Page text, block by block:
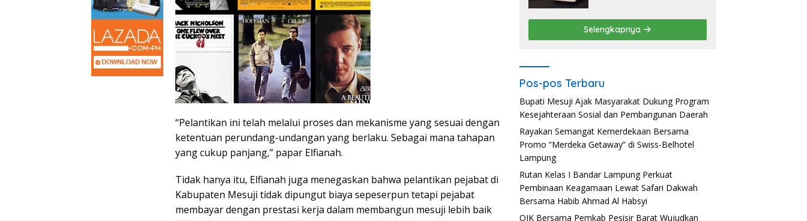
“Pelantikan ini telah melalui proses dan mekanisme yang sesuai dengan
ketentuan perundang-undangan yang berlaku. Sebagai mana tahapan
yang cukup panjang,” papar Elfianah.
Tidak hanya itu, Elfianah juga menegaskan bahwa pelantikan pejabat di
Kabupaten Mesuji tidak dipungut biaya sepeserpun tetapi pejabat
membayar dengan prestasi kerja dalam membangun mesuji lebih baik
Selengkapnya
Pos-pos Terbaru
Bupati Mesuji Ajak Masyarakat Dukung Program
Kesejahteraan Sosial dan Pembangunan Daerah
Rayakan Semangat Kemerdekaan Bersama
Promo “Merdeka Getaway” di Swiss-Belhotel
Lampung
Rutan Kelas I Bandar Lampung Perkuat
Pembinaan Keagamaan Lewat Safari Dakwah
Bersama Habib Ahmad Al Habsyi
OJK Bersama Pemkab Pesisir Barat Wujudkan